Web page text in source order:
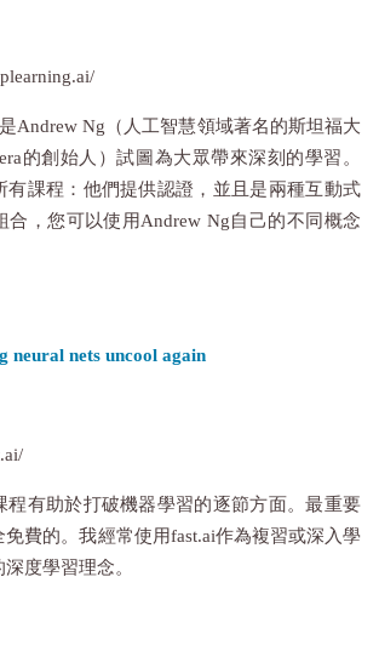
Andrew Ng（人工智慧領域著名的斯坦福大
的創始人）試圖為大眾帶來深刻的學習。
有課程：他們提供認證，並且是兩種互動式
合，您可以使用Andrew Ng自己的不同概念
neural nets uncool again
程有助於打破機器學習的逐節方面。最重要
免費的。我經常使用fast.ai作為複習或深入學
度學習理念。